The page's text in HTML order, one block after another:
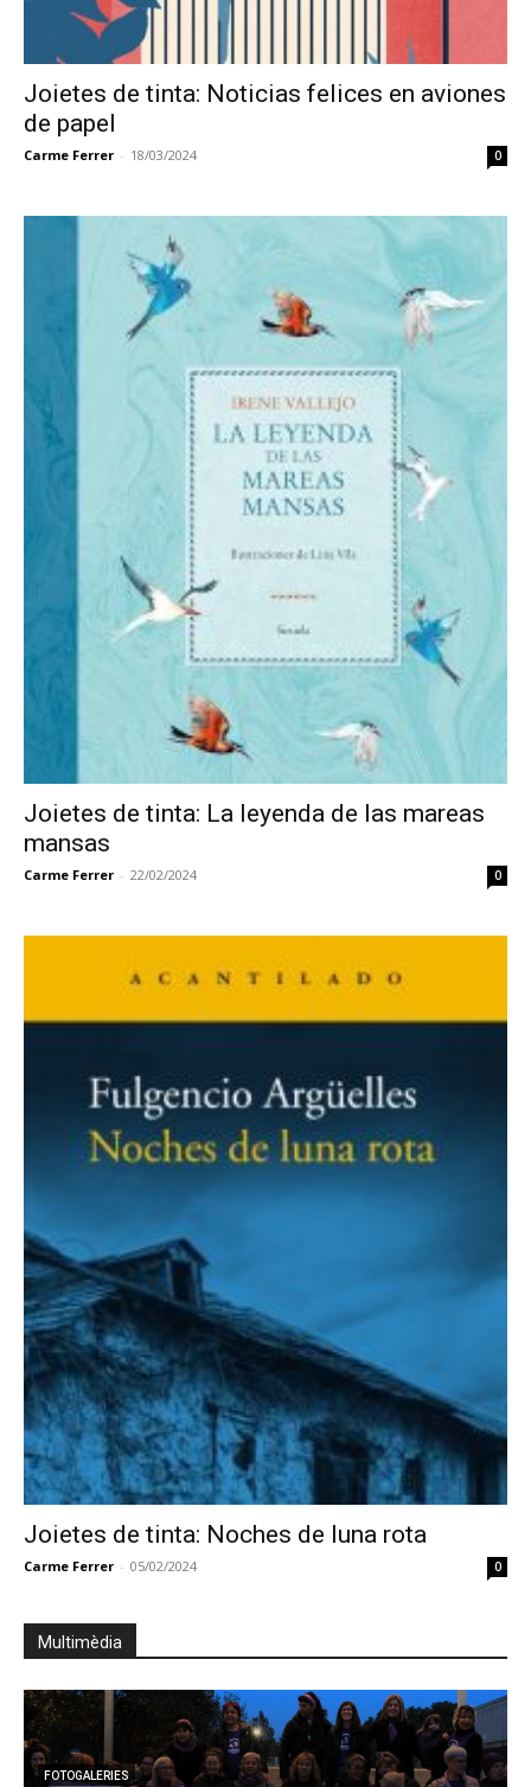
Joietes de tinta: Noticias felices en aviones
de papel
Carme Ferrer - 18/03/2024 0
Joietes de tinta: La leyenda de las mareas
mansas
Carme Ferrer - 22/02/2024 0
Joietes de tinta: Noches de luna rota
Carme Ferrer - 05/02/2024 0
Multimèdia
POLÍTICA